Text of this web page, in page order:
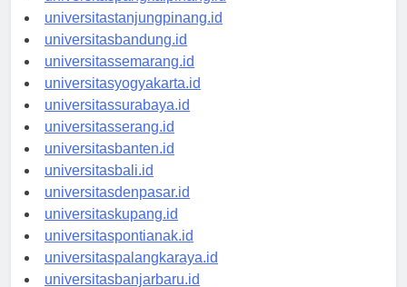
universitaspangkalpinang.id
universitastanjungpinang.id
universitasbandung.id
universitassemarang.id
universitasyogyakarta.id
universitassurabaya.id
universitasserang.id
universitasbanten.id
universitasbali.id
universitasdenpasar.id
universitaskupang.id
universitaspontianak.id
universitaspalangkaraya.id